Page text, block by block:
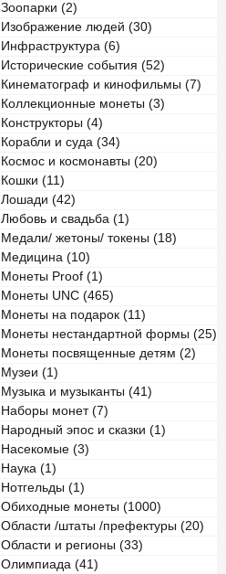
Зоопарки (2)
Изображение людей (30)
Инфраструктура (6)
Исторические события (52)
Кинематограф и кинофильмы (7)
Коллекционные монеты (3)
Конструкторы (4)
Корабли и суда (34)
Космос и космонавты (20)
Кошки (11)
Лошади (42)
Любовь и свадьба (1)
Медали/ жетоны/ токены (18)
Медицина (10)
Монеты Proof (1)
Монеты UNC (465)
Монеты на подарок (11)
Монеты нестандартной формы (25)
Монеты посвященные детям (2)
Музеи (1)
Музыка и музыканты (41)
Наборы монет (7)
Народный эпос и сказки (1)
Насекомые (3)
Наука (1)
Нотгельды (1)
Обиходные монеты (1000)
Области /штаты /префектуры (20)
Области и регионы (33)
Олимпиада (41)